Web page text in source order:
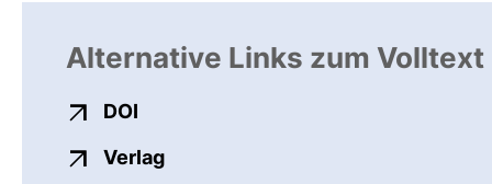
Alternative Links zum Volltext
DOI
Verlagexterner Link, öffnet neues